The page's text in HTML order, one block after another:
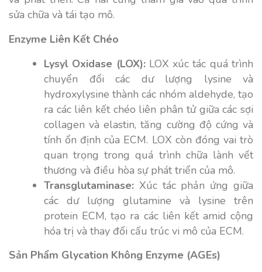
sửa chữa và tái tạo mô.
Enzyme Liên Kết Chéo
Lysyl Oxidase (LOX):LOX xúc tác quá trình
chuyển đổi các dư lượng lysine và
hydroxylysine thành các nhóm aldehyde, tạo
ra các liên kết chéo liên phân tử giữa các sợi
collagen và elastin, tăng cường độ cứng và
tính ổn định của ECM. LOX còn đóng vai trò
quan trọng trong quá trình chữa lành vết
thương và điều hòa sự phát triển của mô.
Transglutaminase: Xúc tác phản ứng giữa
các dư lượng glutamine và lysine trên
protein ECM, tạo ra các liên kết amid cộng
hóa trị và thay đổi cấu trúc vi mô của ECM.
Sản Phẩm Glycation Không Enzyme (AGEs)